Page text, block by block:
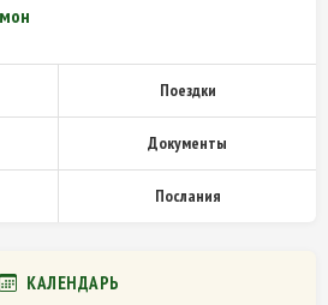
Поездки
Документы
Послания
КАЛЕНДАРЬ